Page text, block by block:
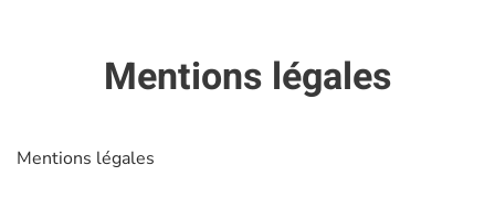
Mentions légales
Mentions légales